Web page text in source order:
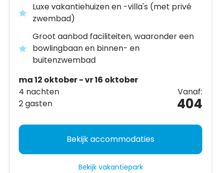
Luxe vakantiehuizen en -villa's (met privé
zwembad)
Groot aanbod faciliteiten, waaronder een
bowlingbaan en binnen- en
buitenzwembad
ma 12 oktober - vr 16 oktober
4 nachten
2 gasten
Vanaf:
404
Bekijk accommodaties
Bekijk vakantiepark